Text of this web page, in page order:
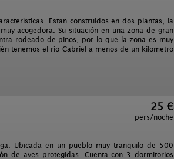
Estan construidos en dos plantas, la
acogedora. Su situación en una zona de gran
rodeado de pinos, por lo que la zona es muy
tenemos el río Cabriel a menos de un kilometro
25 €
pers/noche
Ubicada en un pueblo muy tranquilo de 500
de aves protegidas. Cuenta con 3 dormitorios